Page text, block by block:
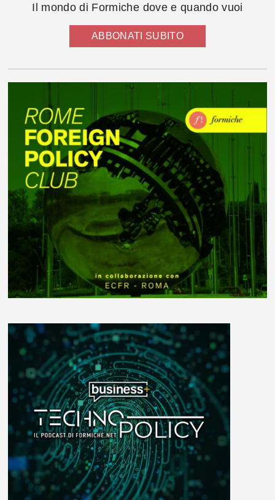
Il mondo di Formiche dove e quando vuoi
ABBONATI SUBITO